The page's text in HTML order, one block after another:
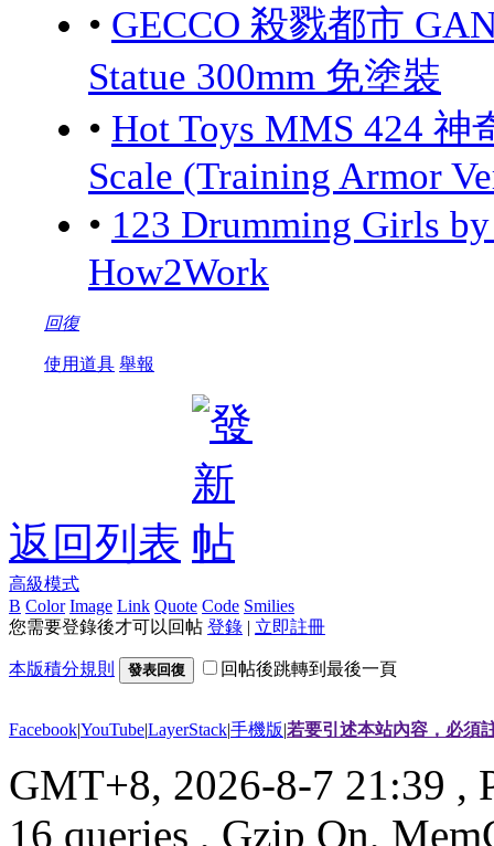
• GECCO 殺戮都市
Statue 300mm 免塗裝
• Hot Toys MMS 424 神
Scale (Training Armor
• 123 Drumming Girls
How2Work
回復
使用道具 舉報
返回列表
高級模式
B Color Image Link Quote Code Smilies
您需要登錄後才可以回帖 登錄 | 立即註冊
本版積分規則 發表回復 回帖後跳轉到最後一頁
Facebook|YouTube|LayerStack|手機版|若要引述本站內容，必須
GMT+8, 2026-8-7 21:39 ,
16 queries , Gzip On,